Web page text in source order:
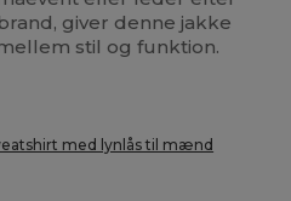
giver denne jakke
stil og funktion.
med lynlås til mænd